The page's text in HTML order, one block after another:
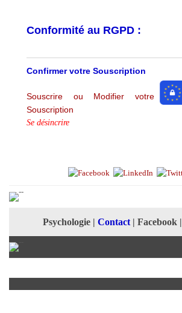
Conformité au RGPD :
Confirmer votre Souscription
Souscrire ou Modifier votre
Souscription
Se désincrire
Psychologie| Contact| Facebook|